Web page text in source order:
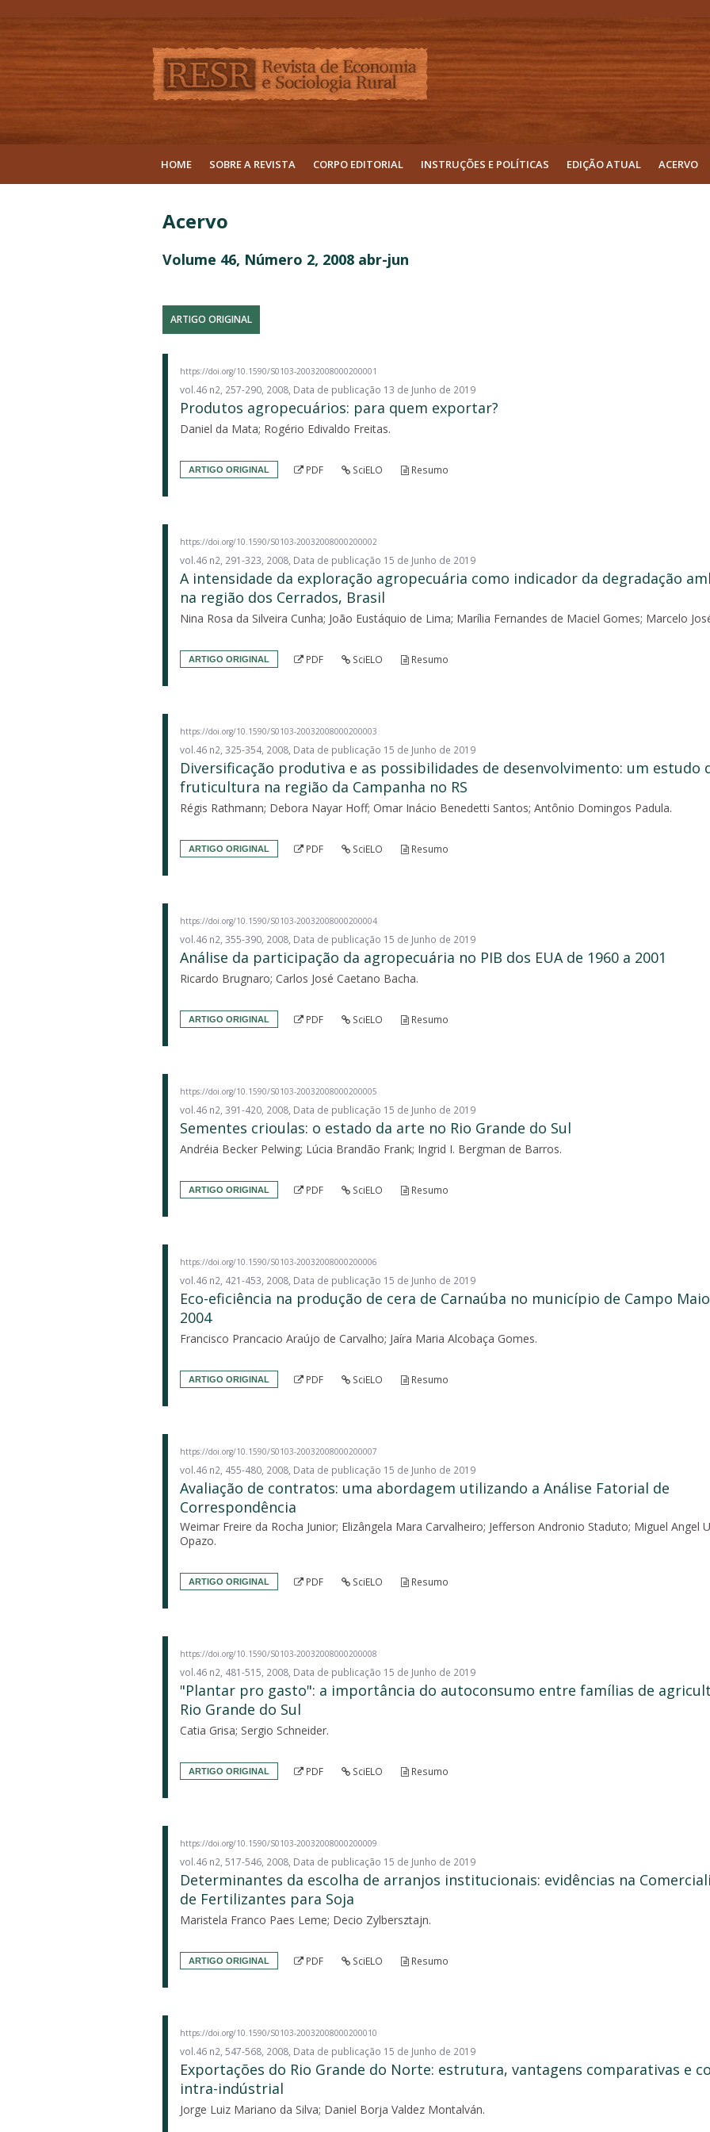
HOME SOBRE A REVISTA CORPO EDITORIAL INSTRUÇÕES E POLÍTICAS EDIÇÃO ATUAL ACERVO
Acervo
Volume 46, Número 2, 2008 abr-jun
ARTIGO ORIGINAL
https://doi.org/10.1590/S0103-20032008000200001
vol.46 n2, 257-290, 2008, Data de publicação 13 de Junho de 2019
Produtos agropecuários: para quem exportar?
Daniel da Mata; Rogério Edivaldo Freitas.
ARTIGO ORIGINAL PDF SciELO Resumo
https://doi.org/10.1590/S0103-20032008000200002
vol.46 n2, 291-323, 2008, Data de publicação 15 de Junho de 2019
A intensidade da exploração agropecuária como indicador da degradação
na região dos Cerrados, Brasil
Nina Rosa da Silveira Cunha; João Eustáquio de Lima; Marília Fernandes de Maciel Gomes; Marcelo
ARTIGO ORIGINAL PDF SciELO Resumo
https://doi.org/10.1590/S0103-20032008000200003
vol.46 n2, 325-354, 2008, Data de publicação 15 de Junho de 2019
Diversificação produtiva e as possibilidades de desenvolvimento: um estudo
fruticultura na região da Campanha no RS
Régis Rathmann; Debora Nayar Hoff; Omar Inácio Benedetti Santos; Antônio Domingos Padula.
ARTIGO ORIGINAL PDF SciELO Resumo
https://doi.org/10.1590/S0103-20032008000200004
vol.46 n2, 355-390, 2008, Data de publicação 15 de Junho de 2019
Análise da participação da agropecuária no PIB dos EUA de 1960 a 2001
Ricardo Brugnaro; Carlos José Caetano Bacha.
ARTIGO ORIGINAL PDF SciELO Resumo
https://doi.org/10.1590/S0103-20032008000200005
vol.46 n2, 391-420, 2008, Data de publicação 15 de Junho de 2019
Sementes crioulas: o estado da arte no Rio Grande do Sul
Andréia Becker Pelwing; Lúcia Brandão Frank; Ingrid I. Bergman de Barros.
ARTIGO ORIGINAL PDF SciELO Resumo
https://doi.org/10.1590/S0103-20032008000200006
vol.46 n2, 421-453, 2008, Data de publicação 15 de Junho de 2019
Eco-eficiência na produção de cera de Carnaúba no município de Campo
2004
Francisco Prancacio Araújo de Carvalho; Jaíra Maria Alcobaça Gomes.
ARTIGO ORIGINAL PDF SciELO Resumo
https://doi.org/10.1590/S0103-20032008000200007
vol.46 n2, 455-480, 2008, Data de publicação 15 de Junho de 2019
Avaliação de contratos: uma abordagem utilizando a Análise Fatorial de
Correspondência
Weimar Freire da Rocha Junior; Elizângela Mara Carvalheiro; Jefferson Andronio Staduto; Miguel Angel
Opazo.
ARTIGO ORIGINAL PDF SciELO Resumo
https://doi.org/10.1590/S0103-20032008000200008
vol.46 n2, 481-515, 2008, Data de publicação 15 de Junho de 2019
"Plantar pro gasto": a importância do autoconsumo entre famílias de
Rio Grande do Sul
Catia Grisa; Sergio Schneider.
ARTIGO ORIGINAL PDF SciELO Resumo
https://doi.org/10.1590/S0103-20032008000200009
vol.46 n2, 517-546, 2008, Data de publicação 15 de Junho de 2019
Determinantes da escolha de arranjos institucionais: evidências na
de Fertilizantes para Soja
Maristela Franco Paes Leme; Decio Zylbersztajn.
ARTIGO ORIGINAL PDF SciELO Resumo
https://doi.org/10.1590/S0103-20032008000200010
vol.46 n2, 547-568, 2008, Data de publicação 15 de Junho de 2019
Exportações do Rio Grande do Norte: estrutura, vantagens comparativas e
intra-indústrial
Jorge Luiz Mariano da Silva; Daniel Borja Valdez Montalván.